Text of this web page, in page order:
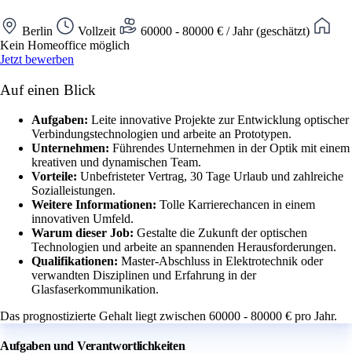
Berlin Vollzeit
60000 - 80000 € / Jahr (geschätzt)
Kein Homeoffice möglich
Jetzt bewerben
Auf einen Blick
Aufgaben: Leite innovative Projekte zur Entwicklung optischer
Verbindungstechnologien und arbeite an Prototypen.
Unternehmen: Führendes Unternehmen in der Optik mit einem
kreativen und dynamischen Team.
Vorteile: Unbefristeter Vertrag, 30 Tage Urlaub und zahlreiche
Sozialleistungen.
Weitere Informationen: Tolle Karrierechancen in einem
innovativen Umfeld.
Warum dieser Job: Gestalte die Zukunft der optischen
Technologien und arbeite an spannenden Herausforderungen.
Qualifikationen: Master-Abschluss in Elektrotechnik oder
verwandten Disziplinen und Erfahrung in der
Glasfaserkommunikation.
Das prognostizierte Gehalt liegt zwischen 60000 - 80000 € pro Jahr.
Aufgaben und Verantwortlichkeiten